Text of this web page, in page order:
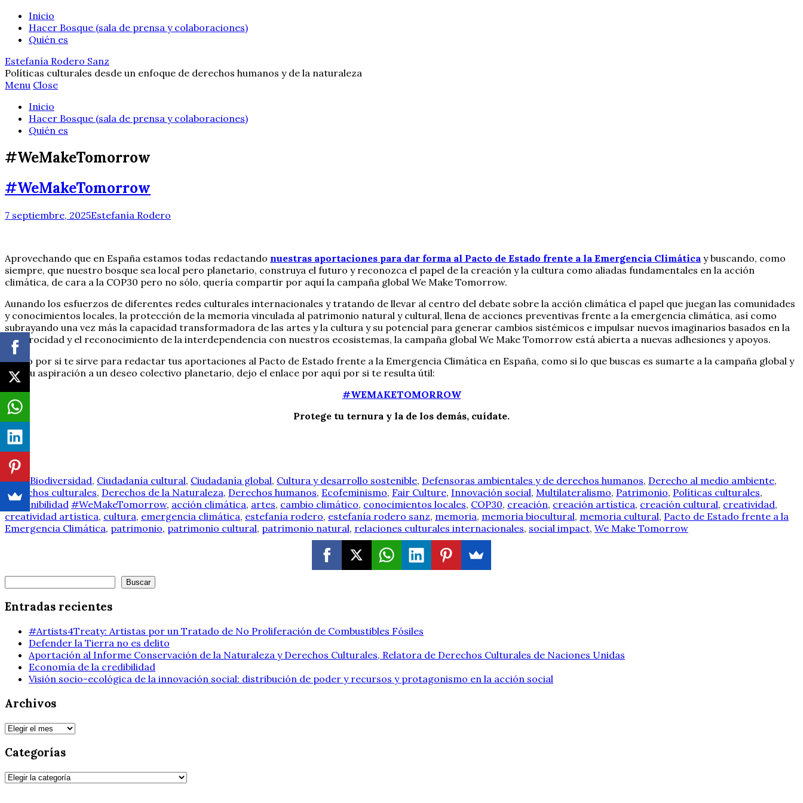
Inicio
Hacer Bosque (sala de prensa y colaboraciones)
Quién es
Estefanía Rodero Sanz
Políticas culturales desde un enfoque de derechos humanos y de la naturaleza
Menu Close
Inicio
Hacer Bosque (sala de prensa y colaboraciones)
Quién es
#WeMakeTomorrow
#WeMakeTomorrow
7 septiembre, 2025Estefanía Rodero
Aprovechando que en España estamos todas redactando nuestras aportaciones para dar forma al Pacto de Estado frente a la Emergencia Climática y buscando, como
siempre, que nuestro bosque sea local pero planetario, construya el futuro y reconozca el papel de la creación y la cultura como aliadas fundamentales en la acción
climática, de cara a la COP30 pero no sólo, quería compartir por aquí la campaña global We Make Tomorrow.
Aunando los esfuerzos de diferentes redes culturales internacionales y tratando de llevar al centro del debate sobre la acción climática el papel que juegan las comunidades
y conocimientos locales, la protección de la memoria vinculada al patrimonio natural y cultural, llena de acciones preventivas frente a la emergencia climática, así como
subrayando una vez más la capacidad transformadora de las artes y la cultura y su potencial para generar cambios sistémicos e impulsar nuevos imaginarios basados en la
reciprocidad y el reconocimiento de la interdependencia con nuestros ecosistemas, la campaña global We Make Tomorrow está abierta a nuevas adhesiones y apoyos.
Tanto por si te sirve para redactar tus aportaciones al Pacto de Estado frente a la Emergencia Climática en España, como si lo que buscas es sumarte a la campaña global y
unir tu aspiración a un deseo colectivo planetario, dejo el enlace por aquí por si te resulta útil:
#WEMAKETOMORROW
Protege tu ternura y la de los demás, cuídate.
Arte,Biodiversidad, Ciudadanía cultural, Ciudadanía global, Cultura y desarrollo sostenible, Defensoras ambientales y de derechos humanos, Derecho al medio ambiente,
Derechos culturales, Derechos de la Naturaleza, Derechos humanos, Ecofeminismo, Fair Culture, Innovación social, Multilateralismo, Patrimonio, Políticas culturales,
Sostenibilidad #WeMakeTomorrow, acción climática, artes, cambio climático, conocimientos locales, COP30, creación, creación artística, creación cultural, creatividad,
creatividad artística, cultura, emergencia climática, estefanía rodero, estefanía rodero sanz, memoria, memoria biocultural, memoria cultural, Pacto de Estado frente a la
Emergencia Climática, patrimonio, patrimonio cultural, patrimonio natural, relaciones culturales internacionales, social impact, We Make Tomorrow
Buscar
Entradas recientes
#Artists4Treaty: Artistas por un Tratado de No Proliferación de Combustibles Fósiles
Defender la Tierra no es delito
Aportación al Informe Conservación de la Naturaleza y Derechos Culturales, Relatora de Derechos Culturales de Naciones Unidas
Economía de la credibilidad
Visión socio-ecológica de la innovación social: distribución de poder y recursos y protagonismo en la acción social
Archivos
Archivos
Categorías
Categorías